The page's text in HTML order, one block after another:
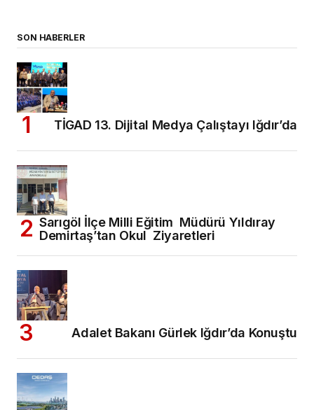
SON HABERLER
TİGAD 13. Dijital Medya Çalıştayı Iğdır’da
Sarıgöl İlçe Milli Eğitim Müdürü Yıldıray
Demirtaş’tan Okul Ziyaretleri
Adalet Bakanı Gürlek Iğdır’da Konuştu